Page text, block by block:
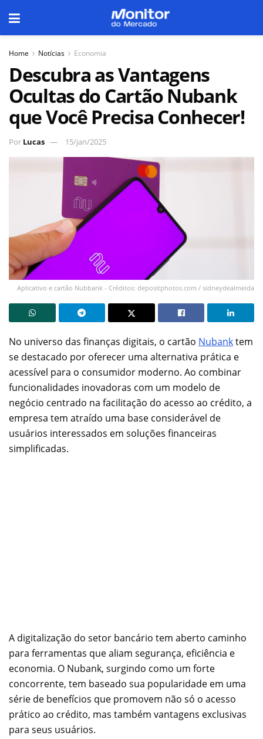
Home Notícias Economia
Descubra as Vantagens
Ocultas do Cartão Nubank
que Você Precisa Conhecer!
Por Lucas 15/jan/2025
Aplicativo e cartão Nubbank - Créditos: depositphotos.com / sidneydealmeida
No universo das finanças digitais, o cartão Nubanktem
se destacado por oferecer uma alternativa prática e
acessível para o consumidor moderno. Ao combinar
funcionalidades inovadoras com um modelo de
negócio centrado na facilitação do acesso ao crédito, a
empresa tem atraído uma base considerável de
usuários interessados em soluções financeiras
simplificadas.
A digitalização do setor bancário tem aberto caminho
para ferramentas que aliam segurança, eficiência e
economia. O Nubank, surgindo como um forte
concorrente, tem baseado sua popularidade em uma
série de benefícios que promovem não só o acesso
prático ao crédito, mas também vantagens exclusivas
para seus usuários.